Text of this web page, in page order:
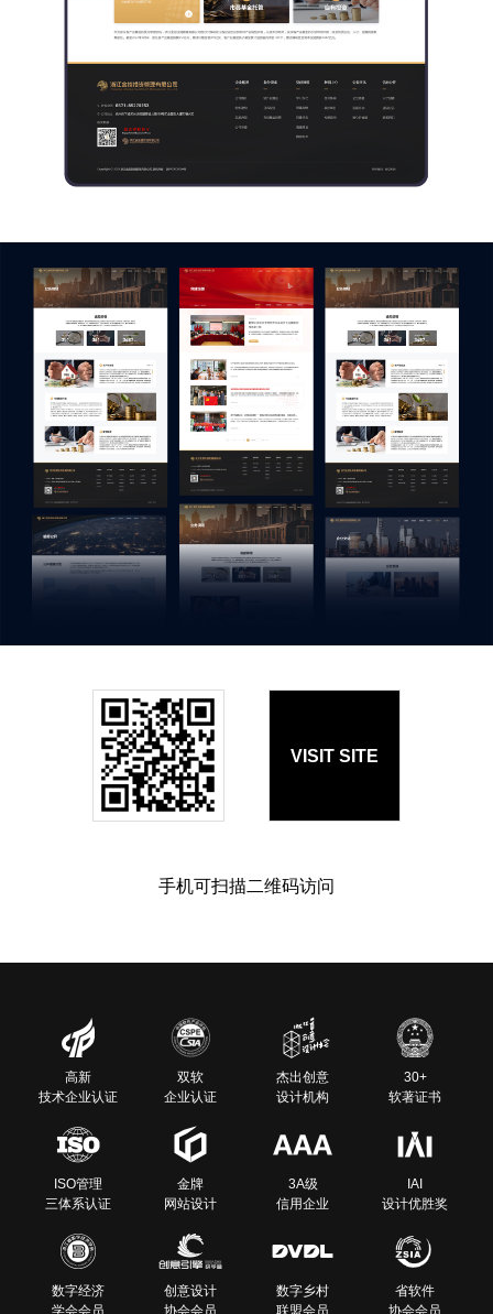
VISIT SITE
手机可扫描二维码访问
高新
技术企业认证
双软
企业认证
杰出创意
设计机构
30+
软著证书
ISO管理
三体系认证
金牌
网站设计
3A级
信用企业
IAI
设计优胜奖
数字经济
学会会员
创意设计
协会会员
数字乡村
联盟会员
省软件
协会会员